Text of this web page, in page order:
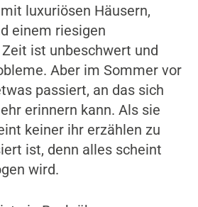
luxuriösen Häusern,
einem riesigen
ist unbeschwert und
Aber im Sommer vor
passiert, an das sich
erinnern kann. Als sie
keiner ihr erzählen zu
ist, denn alles scheint
wird.